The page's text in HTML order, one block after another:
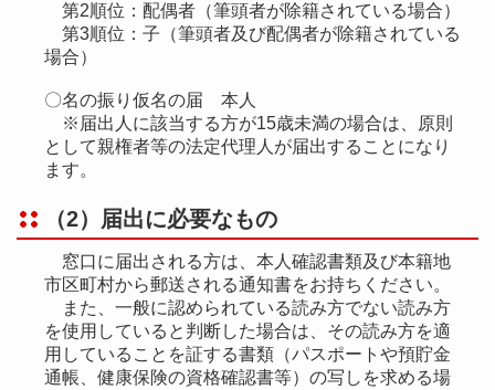
第2順位：配偶者（筆頭者が除籍されている場合）
第3順位：子（筆頭者及び配偶者が除籍されている
場合）
〇名の振り仮名の届 本人
※届出人に該当する方が15歳未満の場合は、原則
として親権者等の法定代理人が届出することになり
ます。
（2）届出に必要なもの
窓口に届出される方は、本人確認書類及び本籍地
市区町村から郵送される通知書をお持ちください。
また、一般に認められている読み方でない読み方
を使用していると判断した場合は、その読み方を適
用していることを証する書類（パスポートや預貯金
通帳、健康保険の資格確認書等）の写しを求める場